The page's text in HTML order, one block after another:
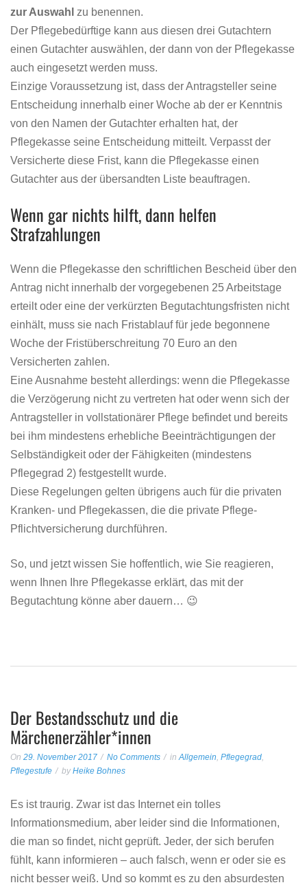
zur Auswahl zu benennen.
Der Pflegebedürftige kann aus diesen drei Gutachtern
einen Gutachter auswählen, der dann von der Pflegekasse
auch eingesetzt werden muss.
Einzige Voraussetzung ist, dass der Antragsteller seine
Entscheidung innerhalb einer Woche ab der er Kenntnis
von den Namen der Gutachter erhalten hat, der
Pflegekasse seine Entscheidung mitteilt. Verpasst der
Versicherte diese Frist, kann die Pflegekasse einen
Gutachter aus der übersandten Liste beauftragen.
Wenn gar nichts hilft, dann helfen
Strafzahlungen
Wenn die Pflegekasse den schriftlichen Bescheid über den
Antrag nicht innerhalb der vorgegebenen 25 Arbeitstage
erteilt oder eine der verkürzten Begutachtungsfristen nicht
einhält, muss sie nach Fristablauf für jede begonnene
Woche der Fristüberschreitung 70 Euro an den
Versicherten zahlen.
Eine Ausnahme besteht allerdings: wenn die Pflegekasse
die Verzögerung nicht zu vertreten hat oder wenn sich der
Antragsteller in vollstationärer Pflege befindet und bereits
bei ihm mindestens erhebliche Beeinträchtigungen der
Selbständigkeit oder der Fähigkeiten (mindestens
Pflegegrad 2) festgestellt wurde.
Diese Regelungen gelten übrigens auch für die privaten
Kranken- und Pflegekassen, die die private Pflege-
Pflichtversicherung durchführen.
So, und jetzt wissen Sie hoffentlich, wie Sie reagieren,
wenn Ihnen Ihre Pflegekasse erklärt, das mit der
Begutachtung könne aber dauern… 😉
Der Bestandsschutz und die
Märchenerzähler*innen
On 29. November 2017 No Comments inAllgemein, Pflegegrad,
Pflegestufe
byHeike Bohnes
Es ist traurig. Zwar ist das Internet ein tolles
Informationsmedium, aber leider sind die Informationen,
die man so findet, nicht geprüft. Jeder, der sich berufen
fühlt, kann informieren – auch falsch, wenn er oder sie es
nicht besser weiß. Und so kommt es zu den absurdesten